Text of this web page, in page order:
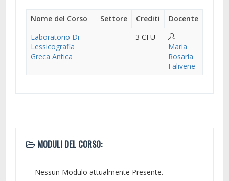
Nome del Corso Settore Crediti
Docente
Laboratorio Di
Lessicografia
Greca Antica
3 CFU
Maria
Rosaria
Falivene
MODULI DEL CORSO:
Nessun Modulo attualmente Presente.